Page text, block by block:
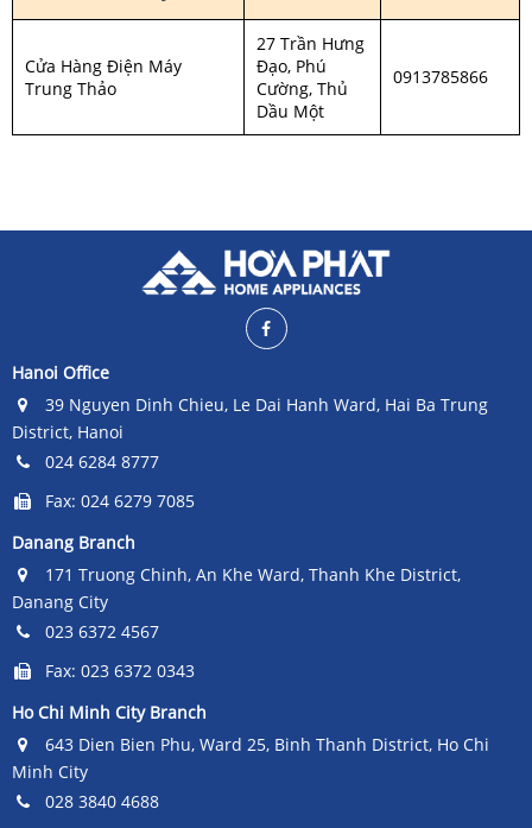
Cửa Hàng Điện Máy
Trung Thảo
27 Trần Hưng
Đạo, Phú
Cường, Thủ
Dầu Một
0913785866
Hanoi Office
39 Nguyen Dinh Chieu, Le Dai Hanh Ward, Hai Ba Trung
District, Hanoi
024 6284 8777
Fax: 024 6279 7085
Danang Branch
171 Truong Chinh, An Khe Ward, Thanh Khe District,
Danang City
023 6372 4567
Fax: 023 6372 0343
Ho Chi Minh City Branch
643 Dien Bien Phu, Ward 25, Binh Thanh District, Ho Chi
Minh City
028 3840 4688